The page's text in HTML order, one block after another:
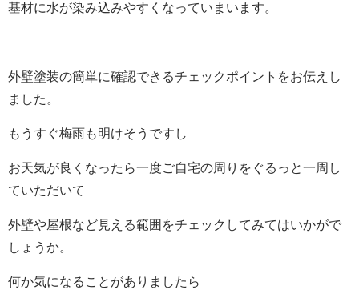
基材に水が染み込みやすくなっていまいます。
外壁塗装の簡単に確認できるチェックポイントをお伝えし
ました。
もうすぐ梅雨も明けそうですし
お天気が良くなったら一度ご自宅の周りをぐるっと一周し
ていただいて
外壁や屋根など見える範囲をチェックしてみてはいかがで
しょうか。
何か気になることがありましたら